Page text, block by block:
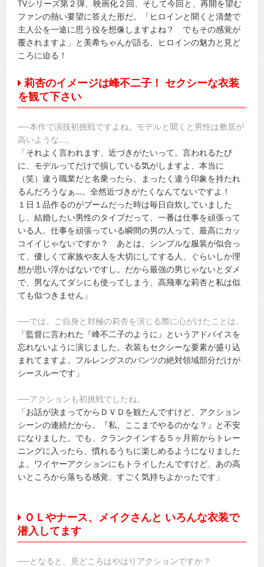
TVシリーズ第２弾、映画化２回、そして今回と、再開を望む
ファンの熱い要望に答えた形だ。「ヒロインと聞くと清楚で
主人公を一途に思う役を想像しますよね？ でもその感覚が
覆されますよ」と美希ちゃんが語る、ヒロインの魅力と見ど
ころに迫る！
莉杏のイメージは峰不二子！ セクシーな衣装
を観て下さい
──本作で演技初挑戦ですよね。モデルと聞くと男性は敷居が
高いような…。
「それよく言われます、近づきがたいって。言われるたび
に、モデルってだけで損している気がしますよ、本当に
（笑）違う職業だと名乗ったら、まったく違う印象を持たれ
るんだろうなぁ…。全然近づきがたくなんてないですよ！
１日１品作るのがブームだった時は毎日自炊していました
し、結婚したい男性のタイプだって、一番は仕事を頑張って
いる人。仕事を頑張っている瞬間の男の人って、最高にカッ
コイイじゃないですか？ あとは、シンプルな服装が似合っ
て、優しくて家族や友人を大切にしてする人、ぐらいしか理
想が思い浮かばないですし。だから最強の男じゃないとダメ
で、男なんてダシにも使ってしまう、高飛車な莉杏と私は似
ても似つきません」
──では、ご自身と対極の莉杏を演じる際に心がけたことは。
「監督に言われた『峰不二子のように』というアドバイスを
忘れないように演じました。衣装もセクシーな要素が盛り込
まれてますよ。フルレングスのパンツの絶対領域部分だけが
シースルーです」
──アクションも初挑戦でしたね。
「お話が決まってからＤＶＤを観たんですけど、アクション
シーンの連続だから、『私、ここまでやるのかな？』と不安
になりました。でも、クランクインする５ヶ月前からトレー
ニングに入ったら、慣れるうちに楽しめるようになりました
よ。ワイヤーアクションにもトライしたんですけど、あの高
いところから落ちる感覚、すごく気持ちよかったです」
ＯＬやナース、メイクさんと いろんな衣装で
潜入してます
──となると、見どころはやはりアクションですか？